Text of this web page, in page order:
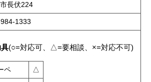
長伏224
1333
(○=対応可、△=要相談、×=対応不可)
ペ △